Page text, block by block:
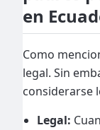
en
Como
legal. Sin
considerarse
Legal: